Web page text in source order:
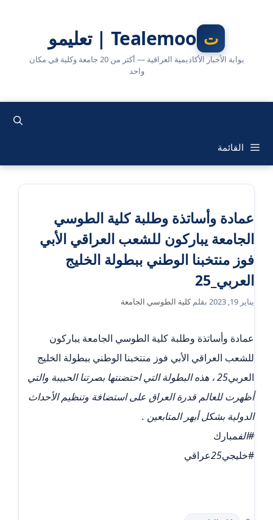
Tealemoo | تعليمو
بوابة الأخبار الأكاديمية العراقية — أكثر من 20 جامعة وكلية في مكان
واحد
القائمة
عمادة وأساتذة وطلبة كلية الطوسي
الجامعة يباركون للشعب العراقي الأبي
فوز منتخبنا الوطني ببطولة الخليج
العربي_25
يناير 19, 2023 بقلمكلية الطوسي الجامعة
عمادة وأساتذة وطلبة كلية الطوسي الجامعة يباركون
للشعب العراقي الأبي فوز منتخبنا الوطني ببطولة الخليج
العربي
25 ، هذه البطولة التي احتضنتها بصرتنا الحبيبة والتي
أظهرت للعالم قدرة العراق على استضافة وتنظيم الأحداث
الدولية بشكل أبهر المتابعين .
#الفمبارك
#خليجي25عراقي
التصنيفات